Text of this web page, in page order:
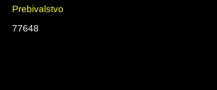
Prebivalstvo
77648